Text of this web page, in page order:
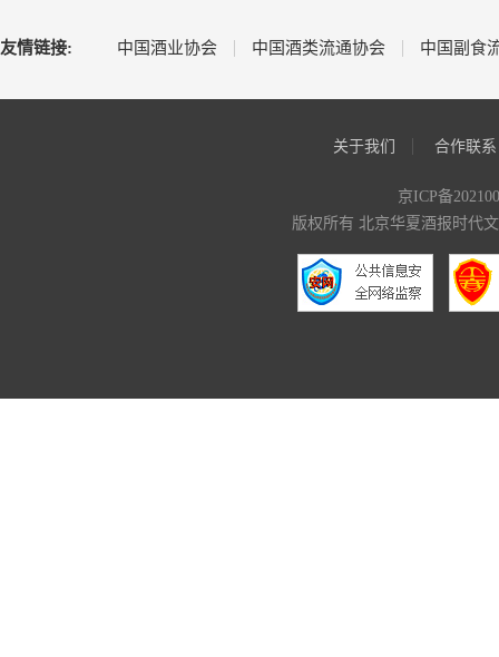
友情链接: 中国酒业协会 中国酒类流通协会 中国副食
关于我们 合作联系
京ICP备
版权所有 北京华夏酒报时代文